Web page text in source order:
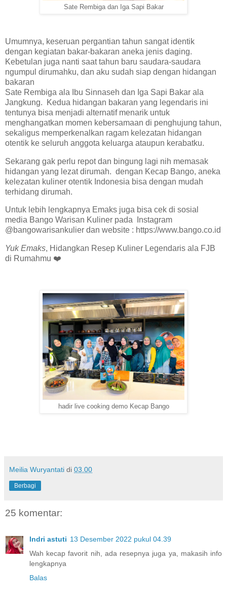
Sate Rembiga dan Iga Sapi Bakar
Umumnya, keseruan pergantian tahun sangat identik
dengan kegiatan bakar-bakaran aneka jenis daging.
Kebetulan juga nanti saat tahun baru saudara-saudara
ngumpul dirumahku, dan aku sudah siap dengan hidangan
bakaran
Sate Rembiga ala Ibu Sinnaseh dan Iga Sapi Bakar ala
Jangkung. Kedua hidangan bakaran yang legendaris ini
tentunya bisa menjadi alternatif menarik untuk
menghangatkan momen kebersamaan di penghujung tahun,
sekaligus memperkenalkan ragam kelezatan hidangan
otentik ke seluruh anggota keluarga ataupun kerabatku.
Sekarang gak perlu repot dan bingung lagi nih memasak
hidangan yang lezat dirumah. dengan Kecap Bango, aneka
kelezatan kuliner otentik Indonesia bisa dengan mudah
terhidang dirumah.
Untuk lebih lengkapnya Emaks juga bisa cek di sosial
media Bango Warisan Kuliner pada Instagram
@bangowarisankulier dan website : https://www.bango.co.id
Yuk Emaks, Hidangkan Resep Kuliner Legendaris ala FJB
di Rumahmu ❤️
hadir live cooking demo Kecap Bango
Meilia Wuryantati di 03.00
Berbagi
25 komentar:
Indri astuti 13 Desember 2022 pukul 04.39
Wah kecap favorit nih, ada resepnya juga ya, makasih info
lengkapnya
Balas